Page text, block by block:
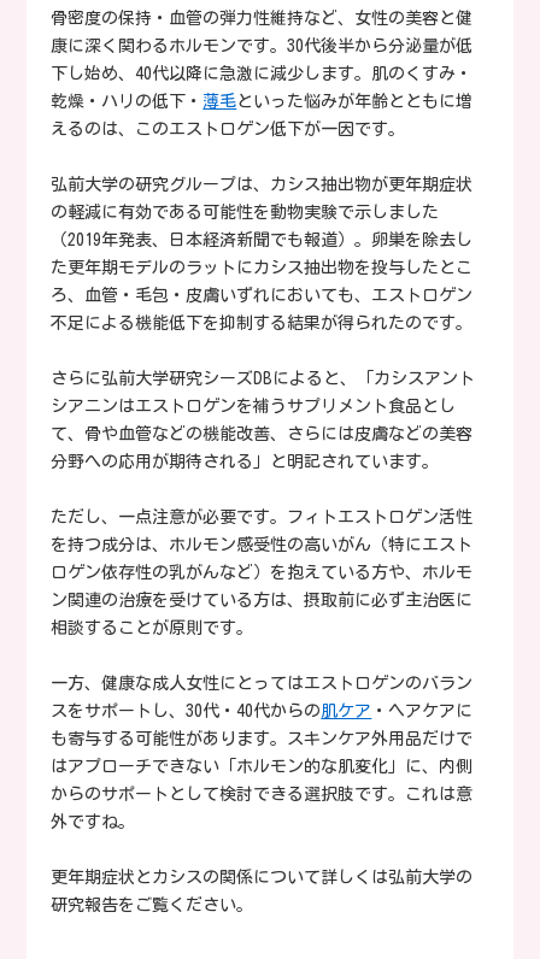
骨密度の保持・血管の弾力性維持など、女性の美容と健
康に深く関わるホルモンです。30代後半から分泌量が低
下し始め、40代以降に急激に減少します。肌のくすみ・
乾燥・ハリの低下・ 薄毛といった悩みが年齢とともに増
えるのは、このエストロゲン低下が一因です。
弘前大学の研究グループは、カシス抽出物が更年期症状
の軽減に有効である可能性を動物実験で示しました
（2019年発表、日本経済新聞でも報道）。卵巣を除去し
た更年期モデルのラットにカシス抽出物を投与したとこ
ろ、血管・毛包・皮膚いずれにおいても、エストロゲン
不足による機能低下を抑制する結果が得られたのです。
さらに弘前大学研究シーズDBによると、「カシスアント
シアニンはエストロゲンを補うサプリメント食品とし
て、骨や血管などの機能改善、さらには皮膚などの美容
分野への応用が期待される」と明記されています。
ただし、一点注意が必要です。フィトエストロゲン活性
を持つ成分は、ホルモン感受性の高いがん（特にエスト
ロゲン依存性の乳がんなど）を抱えている方や、ホルモ
ン関連の治療を受けている方は、摂取前に必ず主治医に
相談することが原則です。
一方、健康な成人女性にとってはエストロゲンのバラン
スをサポートし、30代・40代からの肌ケア ・ヘアケアに
も寄与する可能性があります。スキンケア外用品だけで
はアプローチできない「ホルモン的な肌変化」に、内側
からのサポートとして検討できる選択肢です。これは意
外ですね。
更年期症状とカシスの関係について詳しくは弘前大学の
研究報告をご覧ください。